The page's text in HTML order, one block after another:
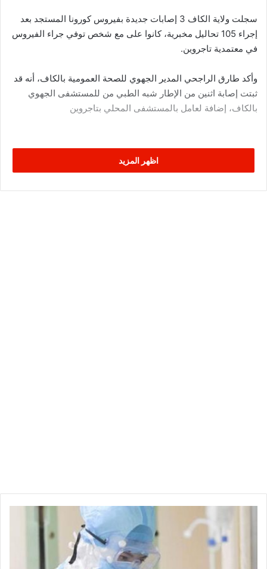
سجلت ولاية الكاف 3 إصابات جديدة بفيروس كورونا المستجد بعد
إجراء 105 تحاليل مخبرية، كانوا على مع شخص توفي جراء الفيروس
في معتمدية تاجروين.
وأكد طارق الراجحي المدير الجهوي للصحة العمومية بالكاف، أنه قد
ثبتت إصابة اثنين من الإطار شبه الطبي من للمستشفى الجهوي
بالكاف، إضافة لعامل بالمستشفى المحلي بتاجروين
اظهر المزيد